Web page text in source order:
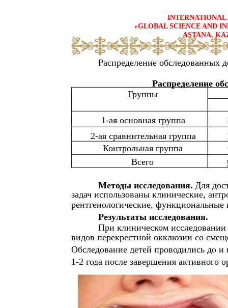
«GLOBAL SCIENCE AND
ASTANA,
Распределение обследованных
Распределение
Группы
1-ая основная группа
2-ая сравнительная группа
Контрольная группа
Всего
Методы исследования. Для
задач использованы клинические,
рентгенологические, функциональные
Результаты исследования.
При клиническом
видов перекрестной окклюзии со
Обследование детей проводились до и
1-2 года после завершения активного